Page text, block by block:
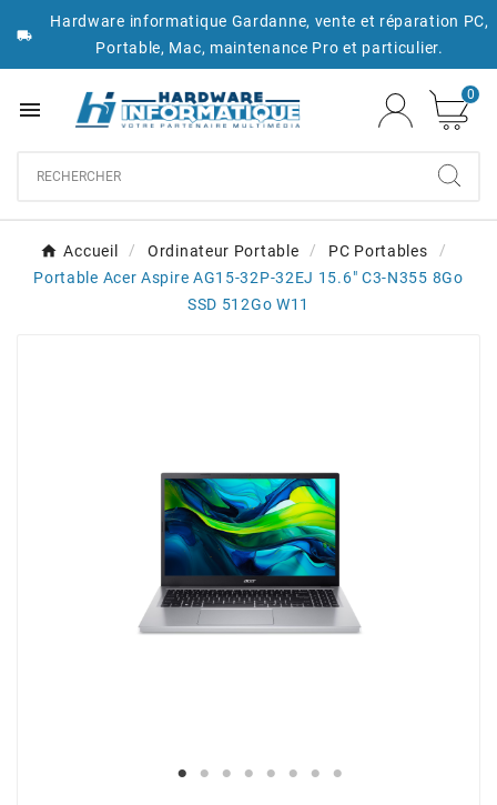

Hardware informatique Gardanne, vente et réparation PC,
Portable, Mac, maintenance Pro et particulier.

0
Accueil Ordinateur Portable
PC Portables
Portable Acer Aspire AG15-32P-32EJ 15.6" C3-N355 8Go
SSD 512Go W11